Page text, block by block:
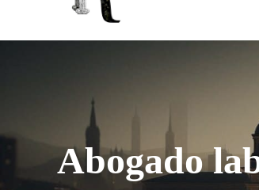
Abogado